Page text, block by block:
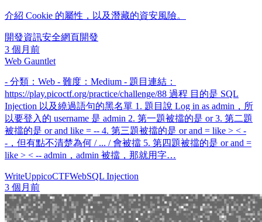
介紹 Cookie 的屬性，以及潛藏的資安風險。
開發資訊安全網頁開發
3 個月前
Web Gauntlet
- 分類：Web - 難度：Medium - 題目連結：
https://play.picoctf.org/practice/challenge/88 過程 目的是 SQL
Injection 以及繞過語句的黑名單 1. 題目說 Log in as admin，所
以要登入的 username 是 admin 2. 第一題被擋的是 or 3. 第二題
被擋的是 or and like = -- 4. 第三題被擋的是 or and = like > < -
-，但有點不清楚為何 / ... / 會被擋 5. 第四題被擋的是 or and =
like > < -- admin，admin 被擋，那就用字…
WriteUppicoCTFWebSQL Injection
3 個月前